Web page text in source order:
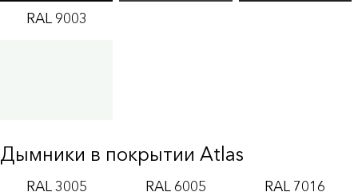
RAL 9003
Дымники в покрытии Atlas
RAL 3005 RAL 6005 RAL 7016